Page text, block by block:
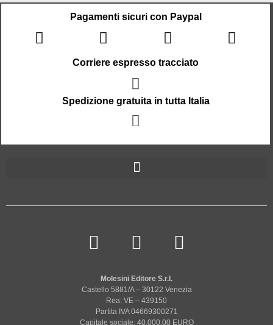
Pagamenti sicuri con Paypal
Corriere espresso tracciato
Spedizione gratuita in tutta Italia
Molesini Editore S.r.l.
Castello 5881/A – 30122 Venezia
Rea: VE – 439150
Partita IVA 04669300271
Capitale sociale: 40.000,00 EURO